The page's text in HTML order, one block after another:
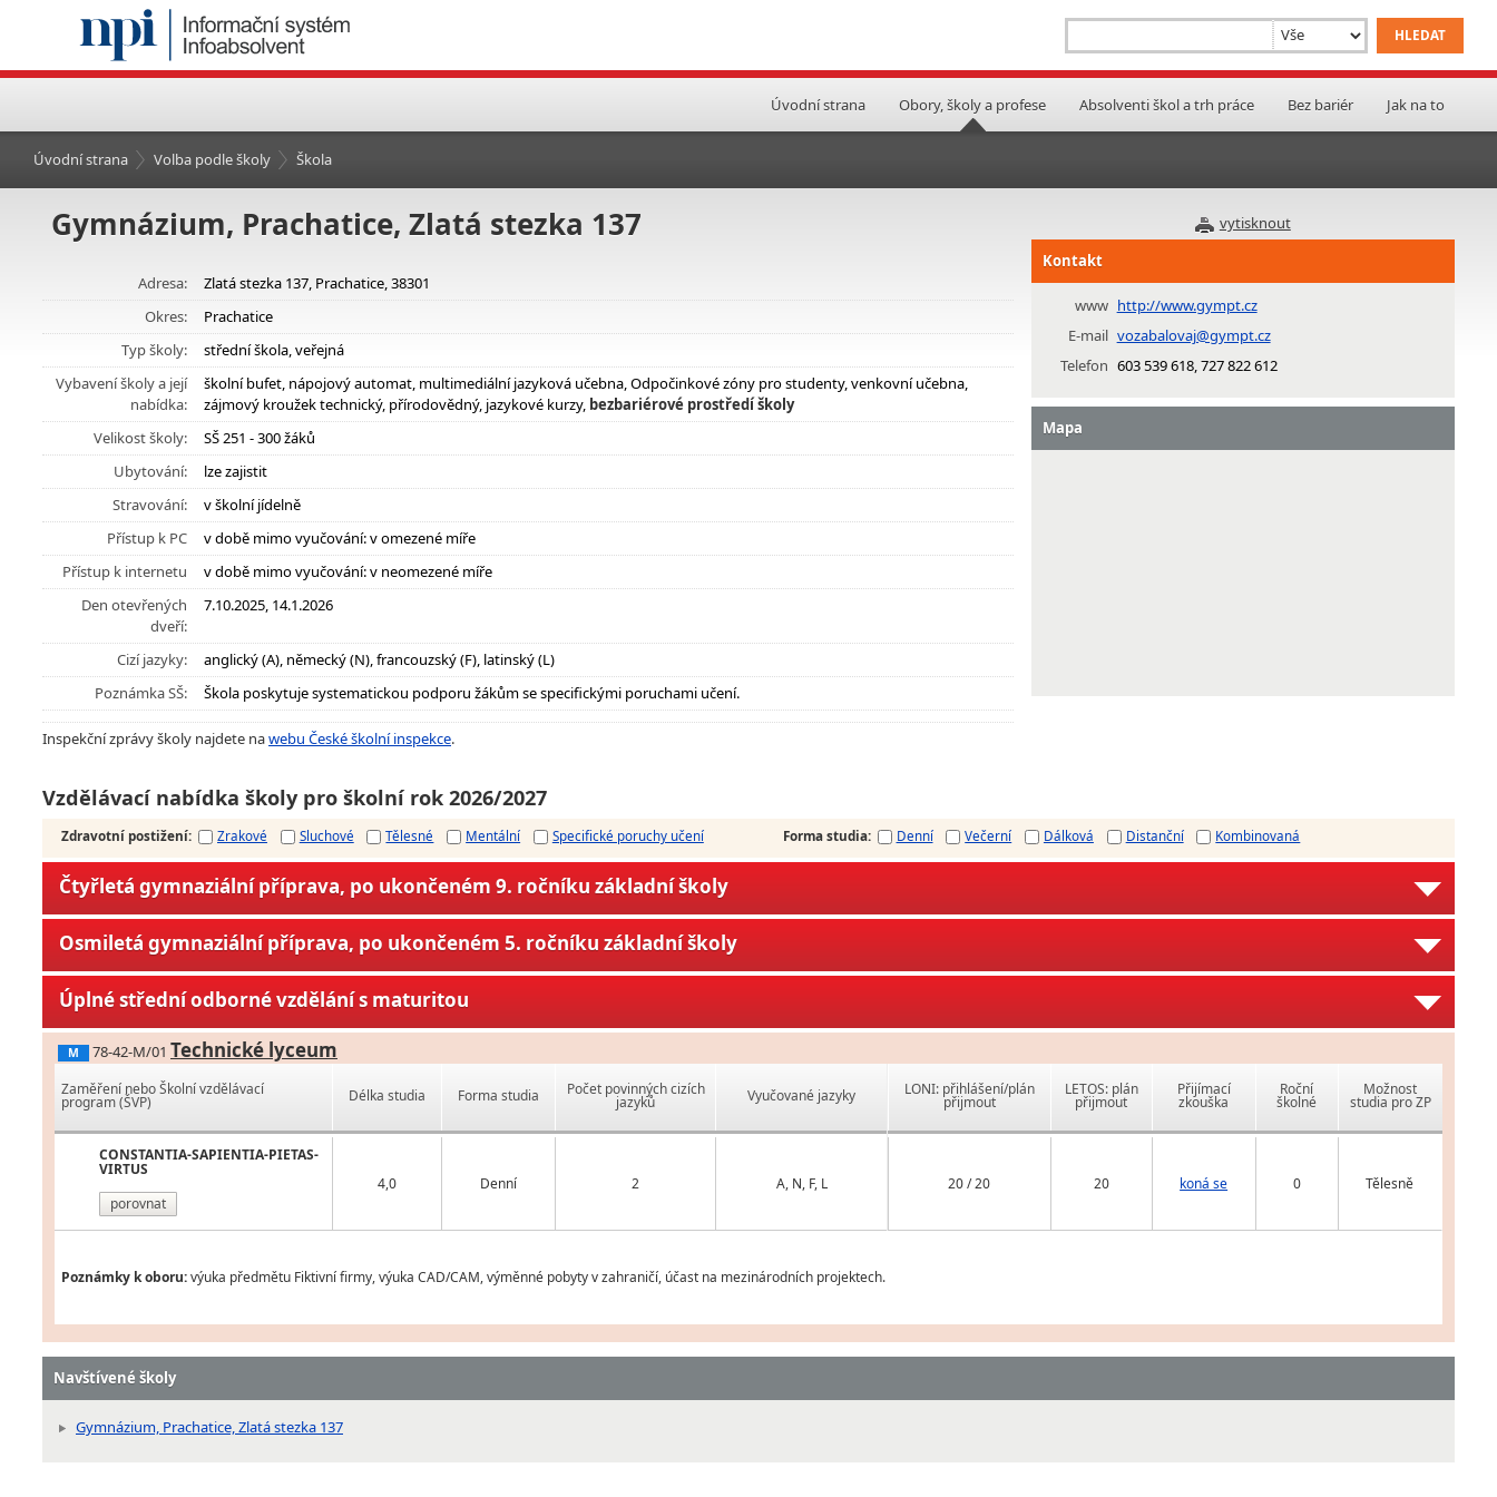
Úvodní strana Obory, školy a profese Absolventi škol a trh práce Bez bariér Jak na to
Úvodní strana Volba podle školy Škola
vytisknout
Gymnázium, Prachatice, Zlatá stezka 137
Adresa:
Zlatá stezka 137, Prachatice, 38301
Okres:
Prachatice
Typ školy:
střední škola, veřejná
Vybavení školy a její
nabídka:
školní bufet, nápojový automat, multimediální jazyková učebna, Odpočinkové zóny pro studenty, venkovní učebna,
zájmový kroužek technický, přírodovědný, jazykové kurzy, bezbariérové prostředí školy
Velikost školy:
SŠ 251 - 300 žáků
Ubytování:
lze zajistit
Stravování:
v školní jídelně
Přístup k PC
v době mimo vyučování: v omezené míře
Přístup k internetu
v době mimo vyučování: v neomezené míře
Den otevřených
dveří:
7.10.2025, 14.1.2026
Cizí jazyky:
anglický (A), německý (N), francouzský (F), latinský (L)
Poznámka SŠ:
Škola poskytuje systematickou podporu žákům se specifickými poruchami učení.
Inspekční zprávy školy najdete nawebu České školní inspekce.
Kontakt
www http://www.gympt.cz
E-mail vozabalovaj@gympt.cz
Telefon 603 539 618, 727 822 612
Mapa
Vzdělávací nabídka školy pro školní rok 2026/2027
Zdravotní postižení: Zrakové Sluchové Tělesné Mentální Specifické poruchy učení Forma studia: Denní Večerní Dálková Distanční Kombinovaná
Čtyřletá gymnaziální příprava, po ukončeném 9. ročníku základní školy
Osmiletá gymnaziální příprava, po ukončeném 5. ročníku základní školy
Úplné střední odborné vzdělání s maturitou
M 78-42-M/01 Technické lyceum
Zaměření nebo Školní vzdělávací
program (ŠVP)
CONSTANTIA-SAPIENTIA-PIETAS-
VIRTUS
porovnat
Délka studia Forma studia Počet povinných cizích
jazyků Vyučované jazyky
4,0 Denní 2 A, N, F, L
LONI: přihlášení/plán
přijmout
LETOS: plán
přijmout
Přijímací
zkouška
Roční
školné
Možnost
studia pro ZP
20 / 20 20 koná se 0 Tělesně
Poznámky k oboru:výuka předmětu Fiktivní firmy, výuka CAD/CAM, výměnné pobyty v zahraničí, účast na mezinárodních projektech.
Navštívené školy
Gymnázium, Prachatice, Zlatá stezka 137